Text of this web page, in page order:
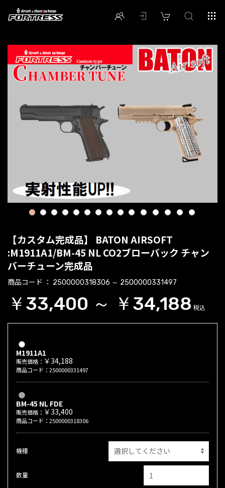
1 2 3 4 5 6 7 8 9 10 11 12 13 14 15
【カスタム完成品】 BATON AIRSOFT
:M1911A1/BM-45 NL CO2ブローバック チャン
バーチューン完成品
商品コード 2500000318306 ～ 2500000331497
￥33,400 ～ ￥34,188 税込
M1911A1
販売価格： ￥34,188
商品コード：2500000331497
BM-45 NL FDE
販売価格： ￥33,400
商品コード：2500000318306
機種
数量